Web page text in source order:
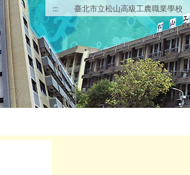
::: 臺北市立松山高級工農職業學校